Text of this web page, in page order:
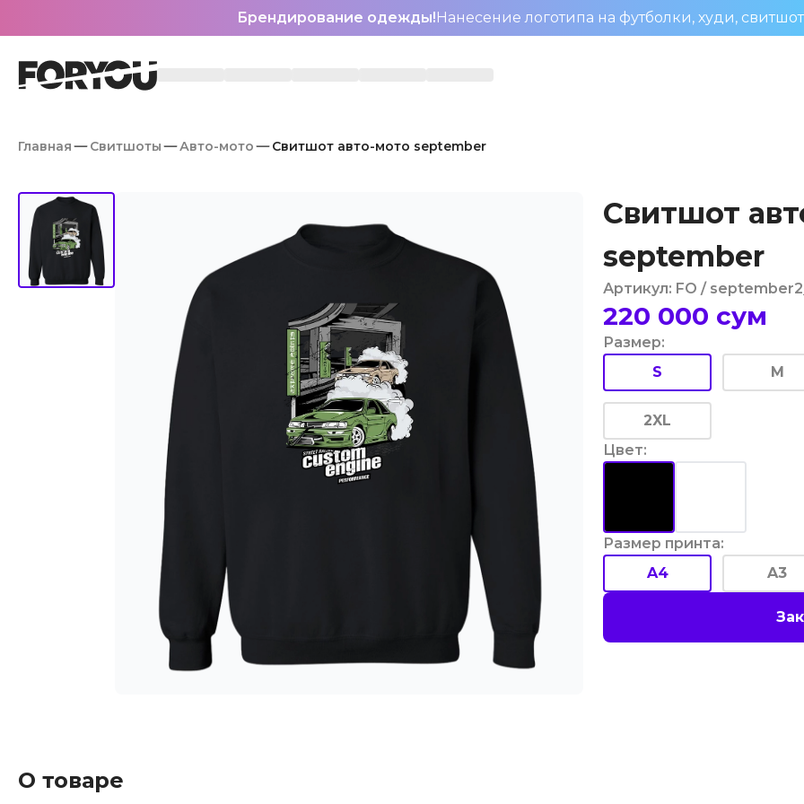
Брендирование одежды!Нанесение логотипа на футболки, худи,
Главная Свитшоты Авто-мото Свитшот авто-мото september
Свитшот
september
Артикул: FO / september2
220 000 сум
Размер:
S
M
2XL
Цвет:
Размер принта:
A4
A3
О товаре